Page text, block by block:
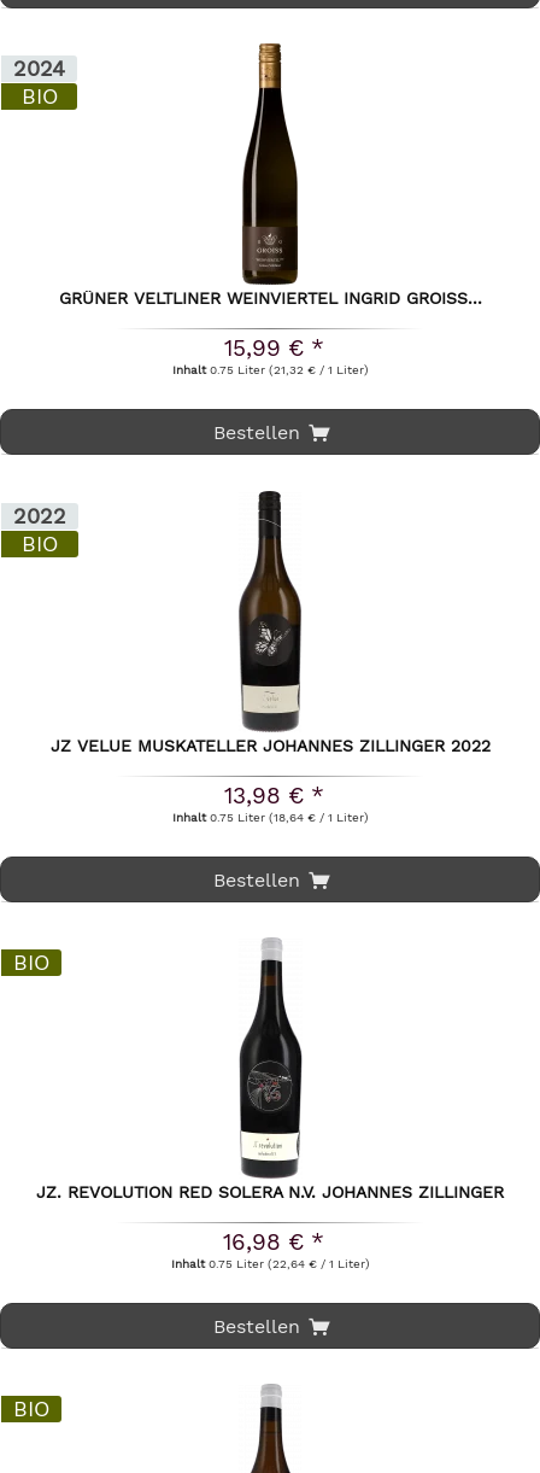
2024
BIO
GRÜNER VELTLINER WEINVIERTEL INGRID GROISS...
15,99 € *
Inhalt0.75 Liter (21,32 € / 1 Liter)
Bestellen
2022
BIO
JZ VELUE MUSKATELLER JOHANNES ZILLINGER 2022
13,98 € *
Inhalt0.75 Liter (18,64 € / 1 Liter)
Bestellen
BIO
JZ. REVOLUTION RED SOLERA N.V. JOHANNES ZILLINGER
16,98 € *
Inhalt0.75 Liter (22,64 € / 1 Liter)
Bestellen
BIO